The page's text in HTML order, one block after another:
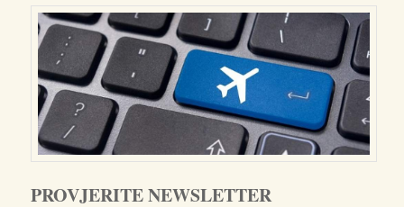
PROVJERITE NEWSLETTER